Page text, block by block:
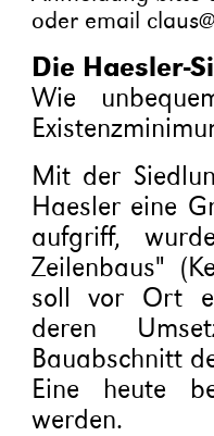
oder email
Die Haesler-
Wie
Mit der
Haesler eine
aufgriff,
Zeilenbaus"
soll vor Ort
deren
Bauabschnitt
Eine heute
werden.